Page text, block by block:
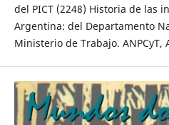
del PICT (2248) Historia de las
Argentina: del Departamento
Ministerio de Trabajo. ANPCyT,